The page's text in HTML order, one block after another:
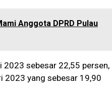
Anggota DPRD Pulau
2023 sebesar 22,55 persen,
2023 yang sebesar 19,90